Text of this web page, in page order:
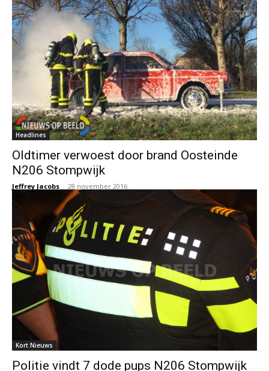
Headlines
Oldtimer verwoest door brand Oosteinde
N206 Stompwijk
Jeffrey Jacobs - 28 november 2016
Kort Nieuws
Politie vindt 7 dode pups N206 Stompwijk